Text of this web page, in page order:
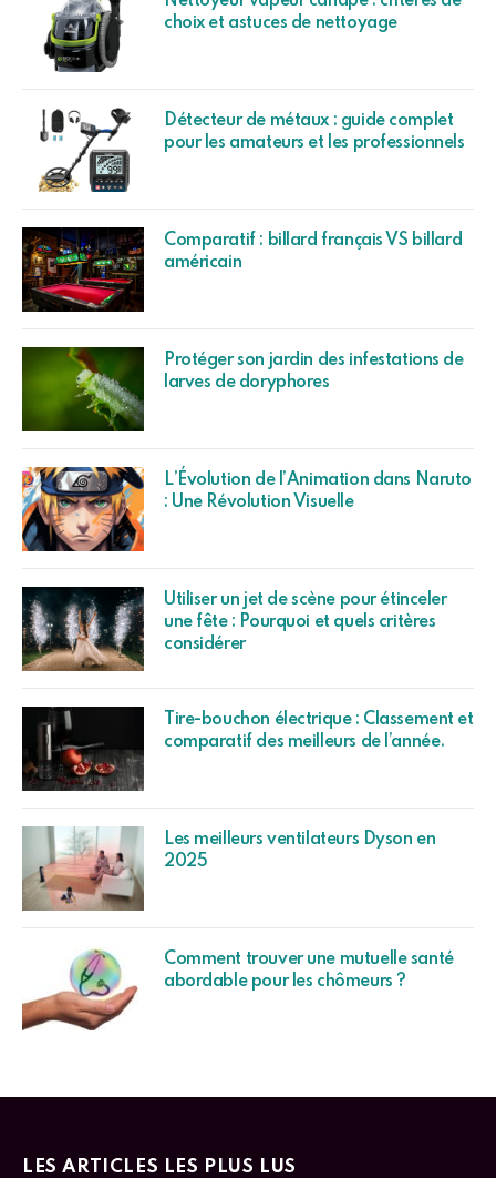
choix et astuces de nettoyage
Détecteur de métaux : guide complet
pour les amateurs et les professionnels
Comparatif : billard français VS billard
américain
Protéger son jardin des infestations de
larves de doryphores
L’Évolution de l’Animation dans Naruto
: Une Révolution Visuelle
Utiliser un jet de scène pour étinceler
une fête : Pourquoi et quels critères
considérer
Tire-bouchon électrique : Classement et
comparatif des meilleurs de l’année.
Les meilleurs ventilateurs Dyson en
2025
Comment trouver une mutuelle santé
abordable pour les chômeurs ?
LES ARTICLES LES PLUS LUS